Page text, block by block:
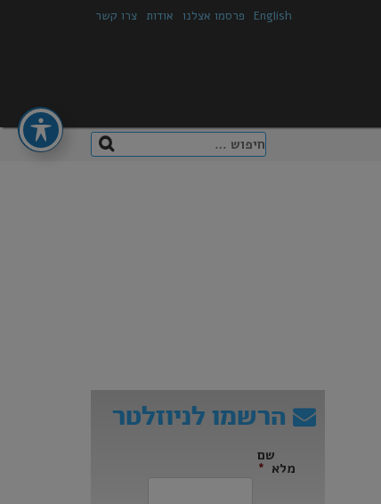
English פרסמו אצלנו אודות צרו קשר
חיפוש:
הרשמו לניוזלטר
שם
מלא *